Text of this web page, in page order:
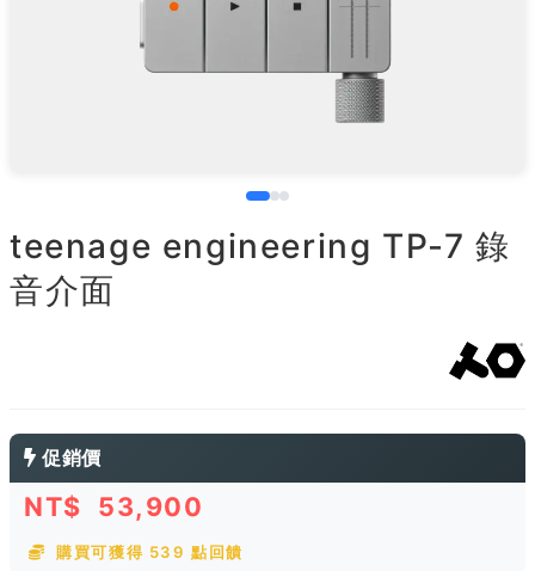
teenage engineering TP-7 錄
音介面
促銷價
NT$ 53,900
購買可獲得 539 點回饋